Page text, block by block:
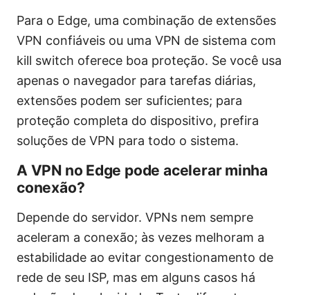
Para o Edge, uma combinação de extensões
VPN confiáveis ou uma VPN de sistema com
kill switch oferece boa proteção. Se você usa
apenas o navegador para tarefas diárias,
extensões podem ser suficientes; para
proteção completa do dispositivo, prefira
soluções de VPN para todo o sistema.
A VPN no Edge pode acelerar minha
conexão?
Depende do servidor. VPNs nem sempre
aceleram a conexão; às vezes melhoram a
estabilidade ao evitar congestionamento de
rede de seu ISP, mas em alguns casos há